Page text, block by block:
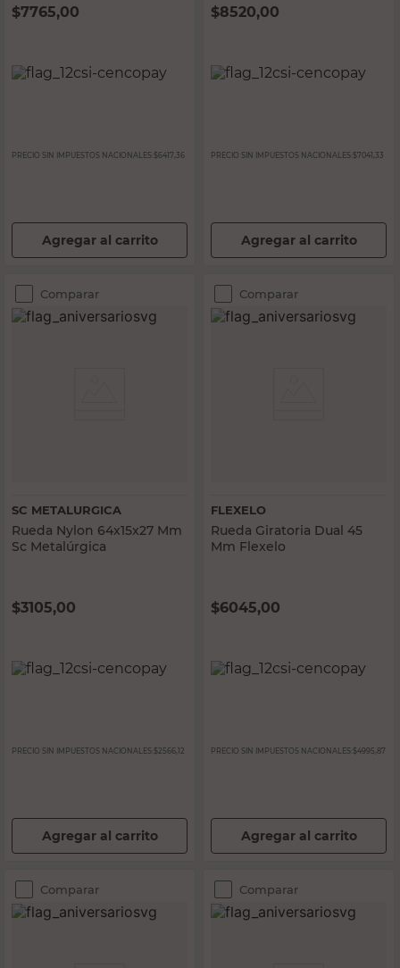
$7765,00
PRECIO SIN IMPUESTOS NACIONALES: $6417,36
Agregar al carrito
$8520,00
PRECIO SIN IMPUESTOS NACIONALES: $7041,33
Agregar al carrito
Comparar
SC METALURGICA
Rueda Nylon 64x15x27 Mm
Sc Metalúrgica
$3105,00
PRECIO SIN IMPUESTOS NACIONALES: $2566,12
Agregar al carrito
Comparar
FLEXELO
Rueda Giratoria Dual 45
Mm Flexelo
$6045,00
PRECIO SIN IMPUESTOS NACIONALES: $4995,87
Agregar al carrito
Comparar Comparar